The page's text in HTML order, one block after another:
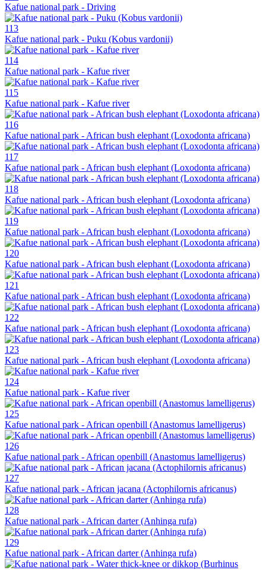
Kafue national park - Driving
113
Kafue national park - Puku (Kobus vardonii)
114
Kafue national park - Kafue river
115
Kafue national park - Kafue river
116
Kafue national park - African bush elephant (Loxodonta africana)
117
Kafue national park - African bush elephant (Loxodonta africana)
118
Kafue national park - African bush elephant (Loxodonta africana)
119
Kafue national park - African bush elephant (Loxodonta africana)
120
Kafue national park - African bush elephant (Loxodonta africana)
121
Kafue national park - African bush elephant (Loxodonta africana)
122
Kafue national park - African bush elephant (Loxodonta africana)
123
Kafue national park - African bush elephant (Loxodonta africana)
124
Kafue national park - Kafue river
125
Kafue national park - African openbill (Anastomus lamelligerus)
126
Kafue national park - African openbill (Anastomus lamelligerus)
127
Kafue national park - African jacana (Actophilornis africanus)
128
Kafue national park - African darter (Anhinga rufa)
129
Kafue national park - African darter (Anhinga rufa)